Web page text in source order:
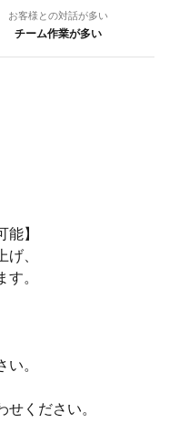
お客様との対話が多い
チーム作業が多い
能】
、
。
。
ください。